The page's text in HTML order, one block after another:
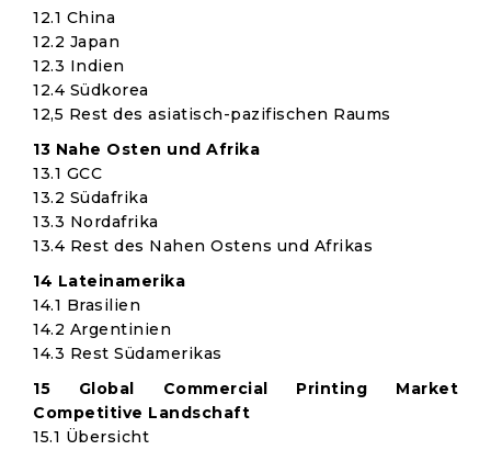
12.1 China
12.2 Japan
12.3 Indien
12.4 Südkorea
12,5 Rest des asiatisch-pazifischen Raums
13 Nahe Osten und Afrika
13.1 GCC
13.2 Südafrika
13.3 Nordafrika
13.4 Rest des Nahen Ostens und Afrikas
14 Lateinamerika
14.1 Brasilien
14.2 Argentinien
14.3 Rest Südamerikas
15 Global Commercial Printing Market
Competitive Landschaft
15.1 Übersicht